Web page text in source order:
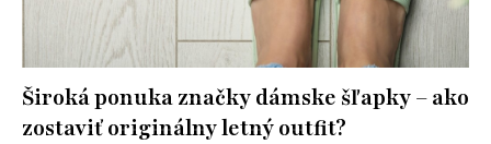
Široká ponuka značky dámske šľapky – ako
zostaviť originálny letný outfit?